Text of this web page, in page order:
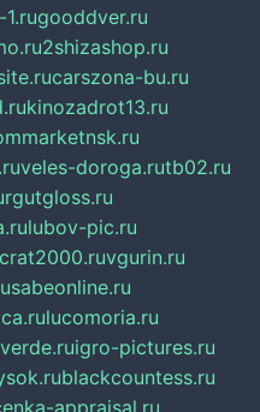
gooddver.ru
2shizashop.ru
carszona-bu.ru
kinozadrot13.ru
veles-doroga.rutb02.ru
lubov-pic.ru
vgurin.ru
sabeonline.ru
lucomoria.ru
igro-pictures.ru
blackcountess.ru
appraisal.ru